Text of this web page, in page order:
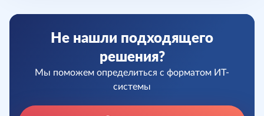
Не нашли подходящего
решения?
Мы поможем определиться с форматом ИТ-
системы